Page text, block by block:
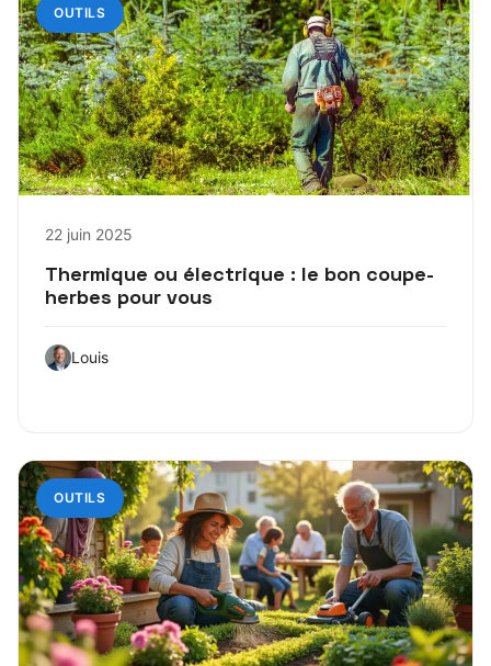
OUTILS
22 juin 2025
Thermique ou électrique : le bon coupe-
herbes pour vous
Louis
OUTILS